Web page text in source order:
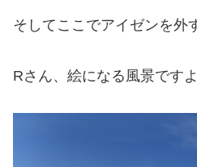
そしてここでアイゼンを外
Rさん、絵になる風景ですよ